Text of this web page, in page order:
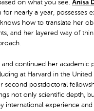
on what you see. Anisa
nearly a year, possesses
how to translate her
and her layered way of
continued her academic
at Harvard in the United
second postdoctoral
not only scientific depth,
international experience and